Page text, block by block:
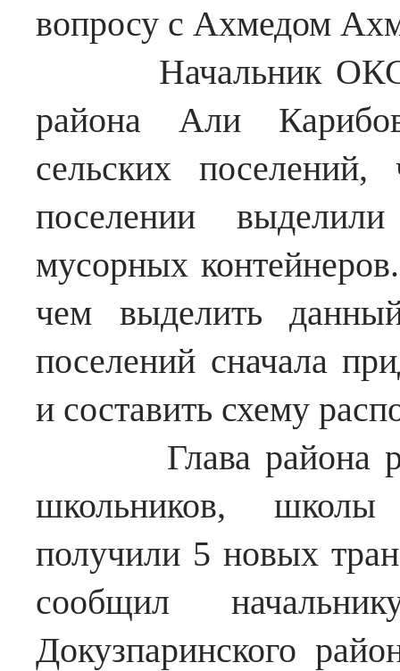
вопросу с Ахмедом
Начальник ОКС-а
района Али
сельских
поселении
мусорных
чем выделить
поселений сначала
и составить схему
Глава района
школьников, школы
получили 5 новых
сообщил
Докузпаринского